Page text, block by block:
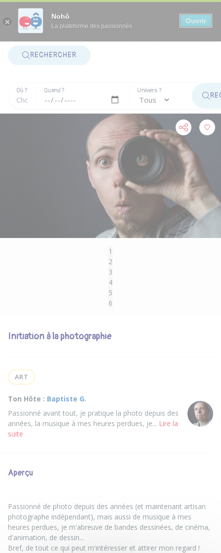
Nohô
La plateforme des passionnés
Ouvrir
RECHERCHER
Où ? Quand ? Univers ?
1
2
3
4
5
6
Initiation à la photographie
ART
Ton Hôte : Baptiste G.
Passionné avant tout, je pratique la photo depuis des
années, la musique à mes heures perdues, je... Lire la
suite
Aperçu
Passionné de photo depuis des années (et maintenant artisan
photographe indépendant), mais aussi de musique à mes
heures perdues, je m'abreuve de bandes dessinées, de cinéma,
d'animation, de dessin...
Bref, de tout ce qui peut m'intéresser et attirer mon regard !
Panneau de gestion des cookies